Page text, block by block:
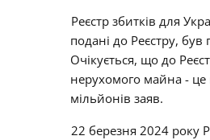
Реєстр збитків для
подані до Реєстру,
Очікується, що до
нерухомого майна - це
мільйонів заяв.
22 березня 2024 року